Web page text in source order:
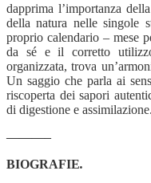
dapprima l’importanza
della natura nelle singole
proprio calendario – mese
da sé e il corretto
organizzata, trova
Un saggio che parla ai
riscoperta dei sapori
di digestione e assimilazione.
———–
BIOGRAFIE.